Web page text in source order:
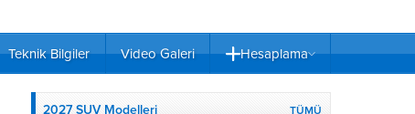
Teknik Bilgiler Video Galeri Hesaplama
2027 SUV Modelleri TÜMÜ